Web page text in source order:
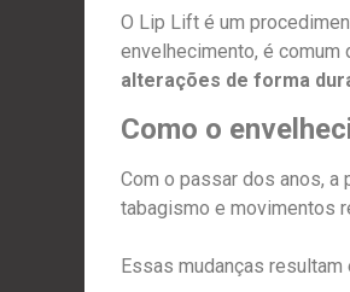
O Lip Lift é um
envelhecimento, é
alterações de forma
Como o
Com o passar dos anos,
tabagismo e movimentos
Essas mudanças